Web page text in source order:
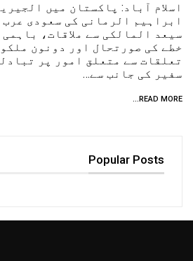
اسلام آباد: پاکستان میں
ابراہیم الرمانی کی سعودی
سیعد المالکی سے ملاقات،
خطے کی صورتحال اور دونون
تعلقات سے متعلق امور پر
سفیر کی جانب سے…
READ MORE...
Popular Posts